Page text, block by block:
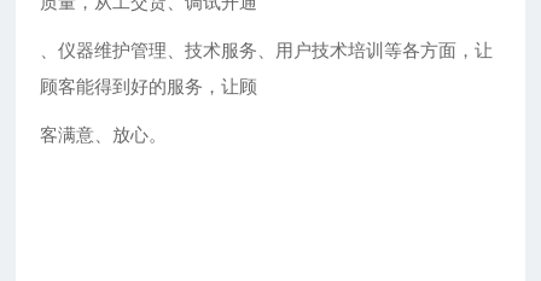
、仪器维护管理、技术服务、用户技术培训等各方面，让
顾客能得到好的服务，让顾
客满意、放心。